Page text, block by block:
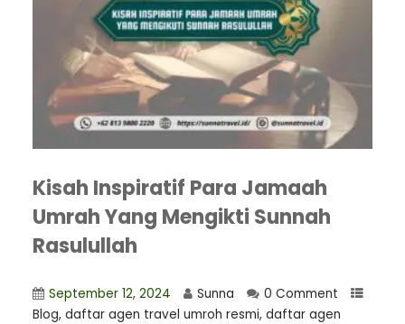
Kisah Inspiratif Para Jamaah
Umrah Yang Mengikti Sunnah
Rasulullah
September 12, 2024 Sunna
0 Comment
Blog, daftar agen travel umroh resmi, ⁠daftar agen